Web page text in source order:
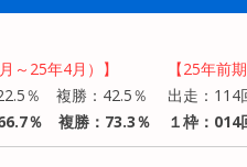
～25年4月）】
％ 複勝：42.5％
％ 複勝：73.3％
【25年前
出走：
１枠：